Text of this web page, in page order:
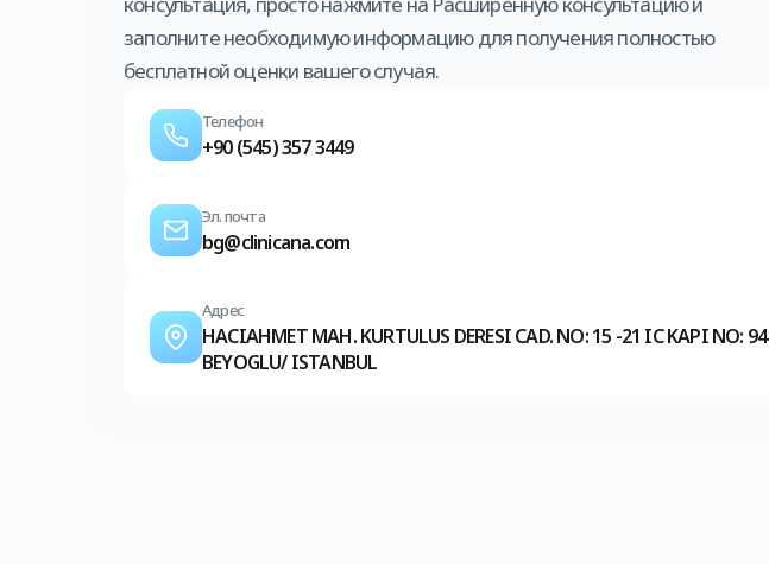
заполните необходимую информацию для получения полностью
бесплатной оценки вашего случая.
Телефон
+90 (545) 357 3449
Эл. почта
bg@clinicana.com
Адрес
HACIAHMET MAH. KURTULUS DERESI CAD. NO: 15 -21 IC KAPI NO: 94
BEYOGLU/ ISTANBUL